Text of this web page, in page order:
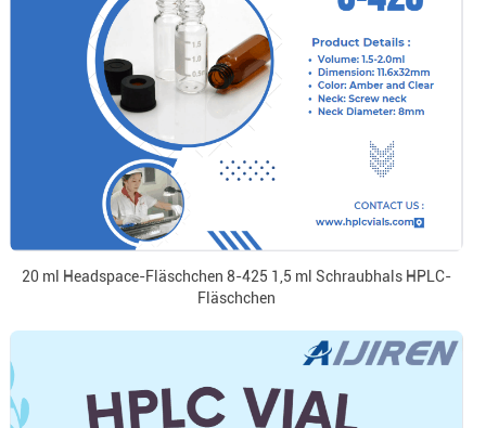
20 ml Headspace-Fläschchen 8-425 1,5 ml Schraubhals HPLC-
Fläschchen